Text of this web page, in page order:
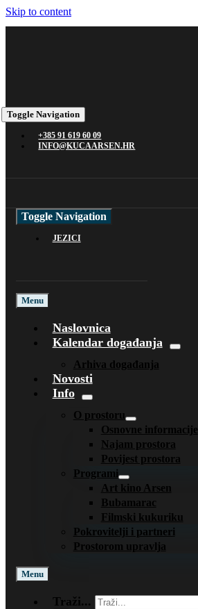
Skip to content
Toggle Navigation
+385 91 619 60 09
INFO@KUCAARSEN.HR
Toggle Navigation
JEZICI
Menu
Naslovnica
Kalendar događanja
Arhiva događanja
Novosti
Info
O prostoru
Osnovne informacije
Najam prostora
Povijest prostora
Programi
Art kino Arsen
Bubamarac
Filmski kukuriku
Pokrovitelji i partneri
Prostorom upravlja
Menu
Traži...